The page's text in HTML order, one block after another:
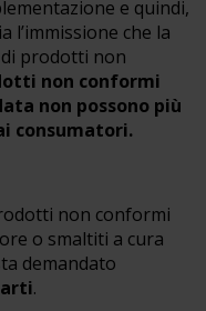
e quindi,
l’immissione che la
prodotti non
non conformi
non possono più
consumatori.
non conformi
o smaltiti a cura
demandato
.